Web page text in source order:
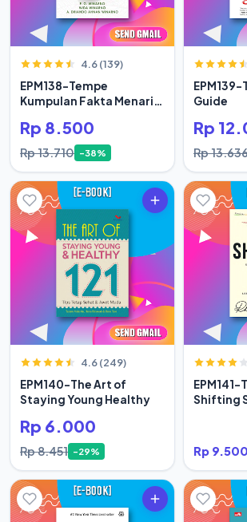
4.6 (139)
EPM138-Tempe
Kumpulan Fakta Menarik
Rp 8.500
Rp 13.710 -38%
EPM139-
Guide
Rp
Rp
4.6 (249)
EPM140-The Art of
Staying Young Healthy
Rp 6.000
Rp 8.451 -29%
EPM141-
Shifting
Rp 9.500